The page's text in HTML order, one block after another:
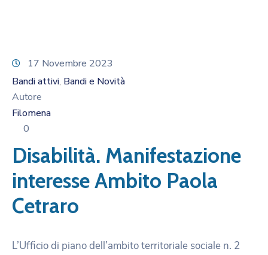
17 Novembre 2023
Bandi attivi‚ Bandi e Novità
Autore
Filomena
0
Disabilità. Manifestazione
interesse Ambito Paola
Cetraro
L’Ufficio di piano dell’ambito territoriale sociale n. 2